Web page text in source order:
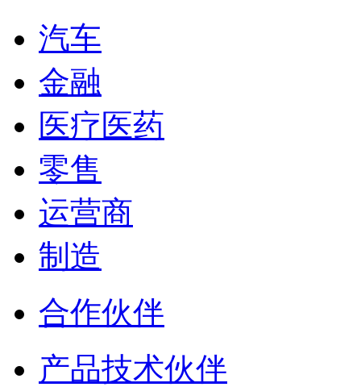
汽车
金融
医疗医药
零售
运营商
制造
合作伙伴
产品技术伙伴